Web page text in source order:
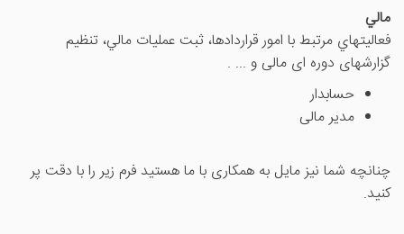
مالي
فعاليتهاي مرتبط با امور قراردادها، ثبت عمليات مالي، تنظیم
گزارشهای دوره ای مالی و ... .
حسابدار
مدیر مالی
چنانچه شما نیز مایل به همکاری با ما هستید فرم زیر را با دقت پر
کنید.